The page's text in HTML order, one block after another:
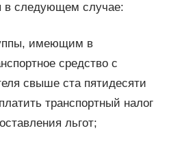
в следующем случае:
имеющим в
средство с
свыше ста пятидесяти
транспортный налог
льгот;